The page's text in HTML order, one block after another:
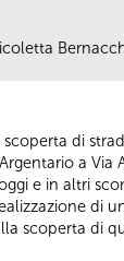
scoperta di
a
e in altri
di
scoperta di